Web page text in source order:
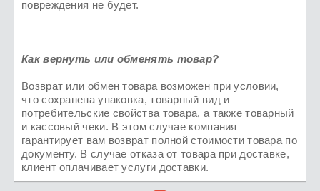
повреждения не будет.
Как вернуть или обменять товар?
Возврат или обмен товара возможен при условии,
что сохранена упаковка, товарный вид и
потребительские свойства товара, а также товарный
и кассовый чеки. В этом случае компания
гарантирует вам возврат полной стоимости товара по
документу. В случае отказа от товара при доставке,
клиент оплачивает услуги доставки.